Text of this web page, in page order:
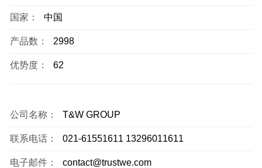
国家： 中国
产品数： 2998
优势度： 62
公司名称： T&W GROUP
联系电话： 021-61551611 13296011611
电子邮件： contact@trustwe.com